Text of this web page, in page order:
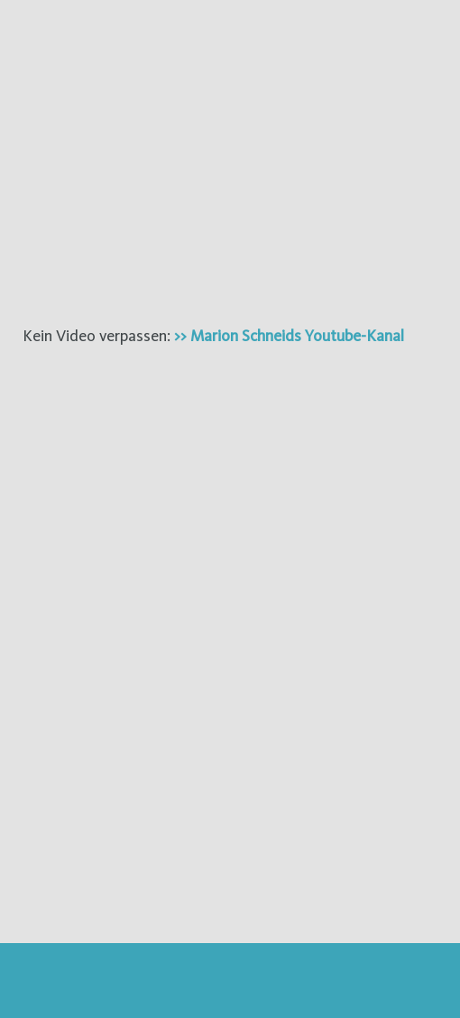
Kein Video verpassen: >> Marion Schneids Youtube-Kanal